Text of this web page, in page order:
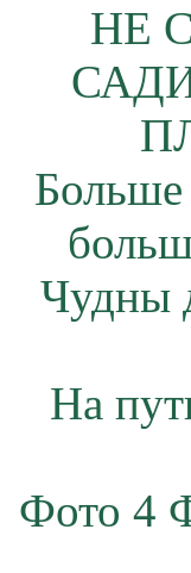
НЕ
Больше
Чудны
На
Фото 4